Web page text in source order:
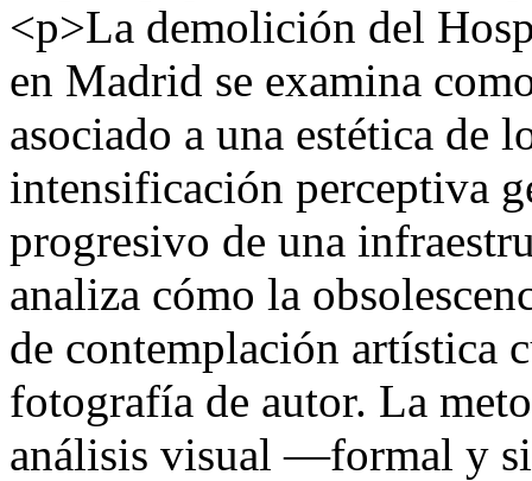
<p>La demolición del
en Madrid se examina
asociado a una estética de
intensificación perceptiva
progresivo de una
analiza cómo la
de contemplación artística
fotografía de autor. La
análisis visual —formal y